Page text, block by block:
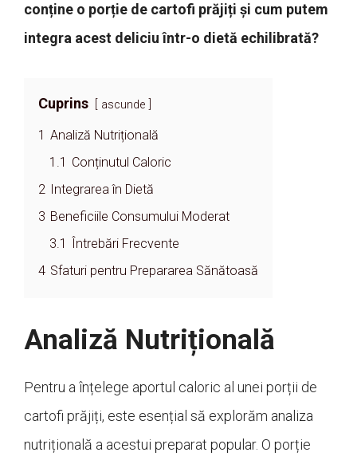
conține o porție de cartofi prăjiți și cum putem
integra acest deliciu într-o dietă echilibrată?
Cuprins ascunde
1 Analiză Nutrițională
1.1 Conținutul Caloric
2
Integrarea în Dietă
3 Beneficiile Consumului Moderat
3.1
Întrebări Frecvente
4 Sfaturi pentru Prepararea Sănătoasă
Analiză Nutrițională
Pentru a înțelege aportul caloric al unei porții de
cartofi prăjiți, este esențial să explorăm analiza
nutrițională a acestui preparat popular. O porție